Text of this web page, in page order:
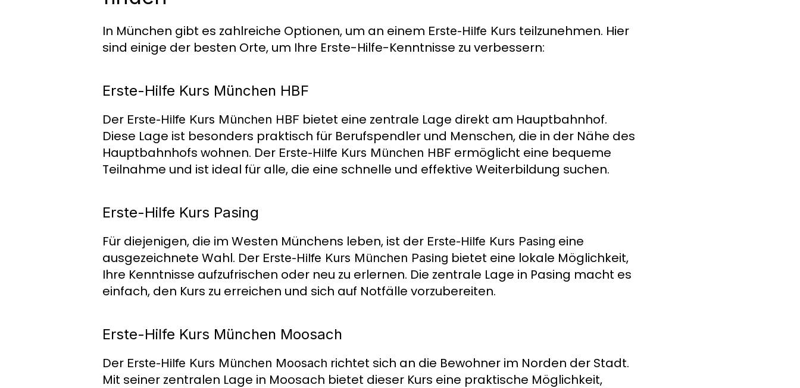
In München gibt es zahlreiche Optionen, um an einem Erste-Hilfe Kurs teilzunehmen. Hier
sind einige der besten Orte, um Ihre Erste-Hilfe-Kenntnisse zu verbessern:
Erste-Hilfe Kurs München HBF
Der Erste-Hilfe Kurs München HBF bietet eine zentrale Lage direkt am Hauptbahnhof.
Diese Lage ist besonders praktisch für Berufspendler und Menschen, die in der Nähe des
Hauptbahnhofs wohnen. Der Erste-Hilfe Kurs München HBF ermöglicht eine bequeme
Teilnahme und ist ideal für alle, die eine schnelle und effektive Weiterbildung suchen.
Erste-Hilfe Kurs Pasing
Für diejenigen, die im Westen Münchens leben, ist der Erste-Hilfe Kurs Pasing eine
ausgezeichnete Wahl. Der Erste-Hilfe Kurs München Pasing bietet eine lokale Möglichkeit,
Ihre Kenntnisse aufzufrischen oder neu zu erlernen. Die zentrale Lage in Pasing macht es
einfach, den Kurs zu erreichen und sich auf Notfälle vorzubereiten.
Erste-Hilfe Kurs München Moosach
Der Erste-Hilfe Kurs München Moosach richtet sich an die Bewohner im Norden der Stadt.
Mit seiner zentralen Lage in Moosach bietet dieser Kurs eine praktische Möglichkeit,